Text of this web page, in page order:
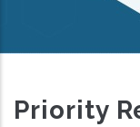
Priority